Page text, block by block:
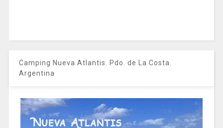
Camping Nueva Atlantis. Pdo. de La Costa.
Argentina